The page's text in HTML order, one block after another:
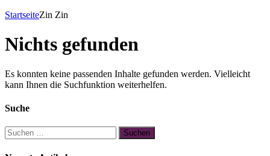
StartseiteZin Zin
Nichts gefunden
Es konnten keine passenden Inhalte gefunden werden. Vielleicht
kann Ihnen die Suchfunktion weiterhelfen.
Suche
Suchen
nach: